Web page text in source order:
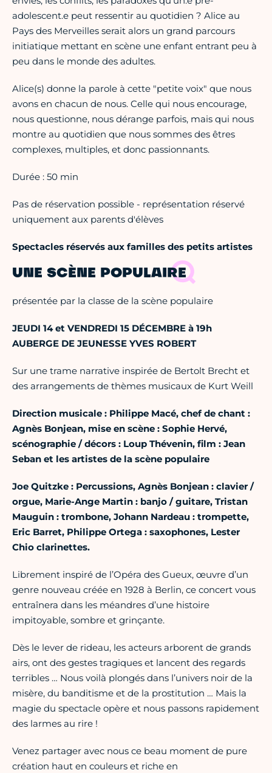
adolescent.e peut ressentir au quotidien ? Alice au
Pays des Merveilles serait alors un grand parcours
initiatique mettant en scène une enfant entrant peu à
peu dans le monde des adultes.
Alice(s) donne la parole à cette "petite voix" que nous
avons en chacun de nous. Celle qui nous encourage,
nous questionne, nous dérange parfois, mais qui nous
montre au quotidien que nous sommes des êtres
complexes, multiples, et donc passionnants.
Durée : 50 min
Pas de réservation possible - représentation réservé
uniquement aux parents d'élèves
Spectacles réservés aux familles des petits artistes
UNE SCÈNE POPULAIRE
présentée par la classe de la scène populaire
JEUDI 14 et VENDREDI 15 DÉCEMBRE à 19h
AUBERGE DE JEUNESSE YVES ROBERT
Sur une trame narrative inspirée de Bertolt Brecht et
des arrangements de thèmes musicaux de Kurt Weill
Direction musicale : Philippe Macé, chef de chant :
Agnès Bonjean, mise en scène : Sophie Hervé,
scénographie / décors : Loup Thévenin, film : Jean
Seban et les artistes de la scène populaire
Joe Quitzke : Percussions, Agnès Bonjean : clavier /
orgue, Marie-Ange Martin : banjo / guitare, Tristan
Mauguin : trombone, Johann Nardeau : trompette,
Eric Barret, Philippe Ortega : saxophones, Lester
Chio clarinettes.
Librement inspiré de l’Opéra des Gueux, œuvre d’un
genre nouveau créée en 1928 à Berlin, ce concert vous
entraînera dans les méandres d’une histoire
impitoyable, sombre et grinçante.
Dès le lever de rideau, les acteurs arborent de grands
airs, ont des gestes tragiques et lancent des regards
terribles … Nous voilà plongés dans l’univers noir de la
misère, du banditisme et de la prostitution … Mais la
magie du spectacle opère et nous passons rapidement
des larmes au rire !
Venez partager avec nous ce beau moment de pure
création haut en couleurs et riche en